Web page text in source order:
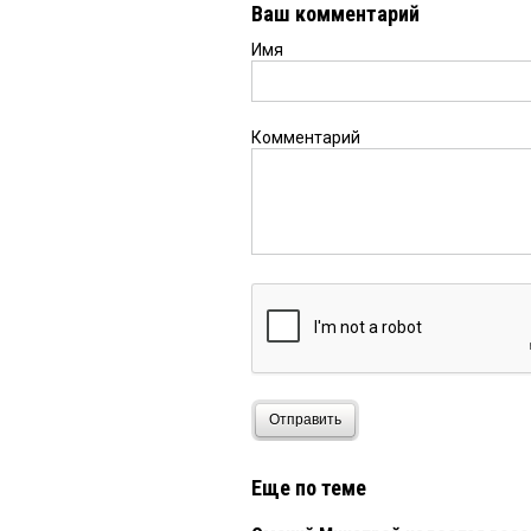
тварь есть тогда
Сколько помню, тогда
Журналисты все
газете. Надо было
Андерсон
Ваш комментарий
Имя
Комментарий
Отправить
Еще по теме